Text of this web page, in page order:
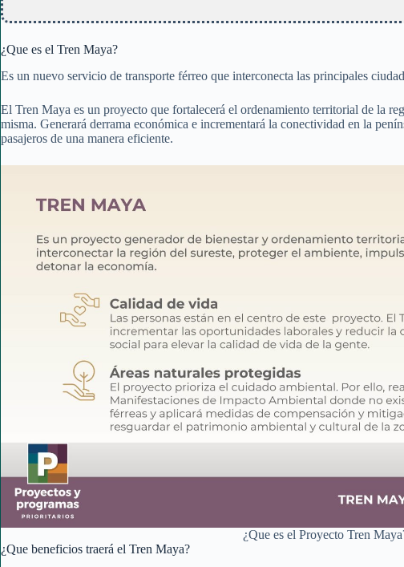
¿Que es el Tren Maya?
Es un nuevo servicio de transporte férreo que interconecta las principales
El Tren Maya es un proyecto que fortalecerá el ordenamiento territorial de la
misma. Generará derrama económica e incrementará la conectividad en la
pasajeros de una manera eficiente.
¿Que es el Proyecto Tren
¿Que beneficios traerá el Tren Maya?